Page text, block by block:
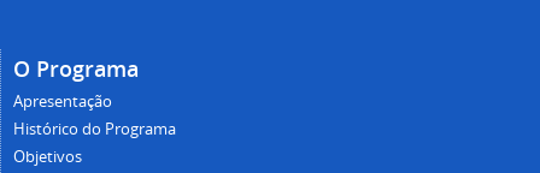
O Programa
Apresentação
Histórico do Programa
Objetivos